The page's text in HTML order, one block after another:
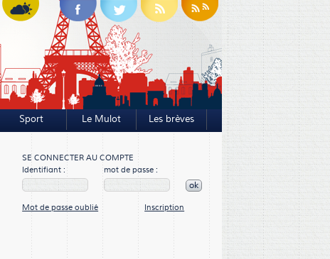
Sport Le Mulot Les brèves
SE CONNECTER AU COMPTE
Identifiant :
mot de passe :
ok
Mot de passe oublié Inscription